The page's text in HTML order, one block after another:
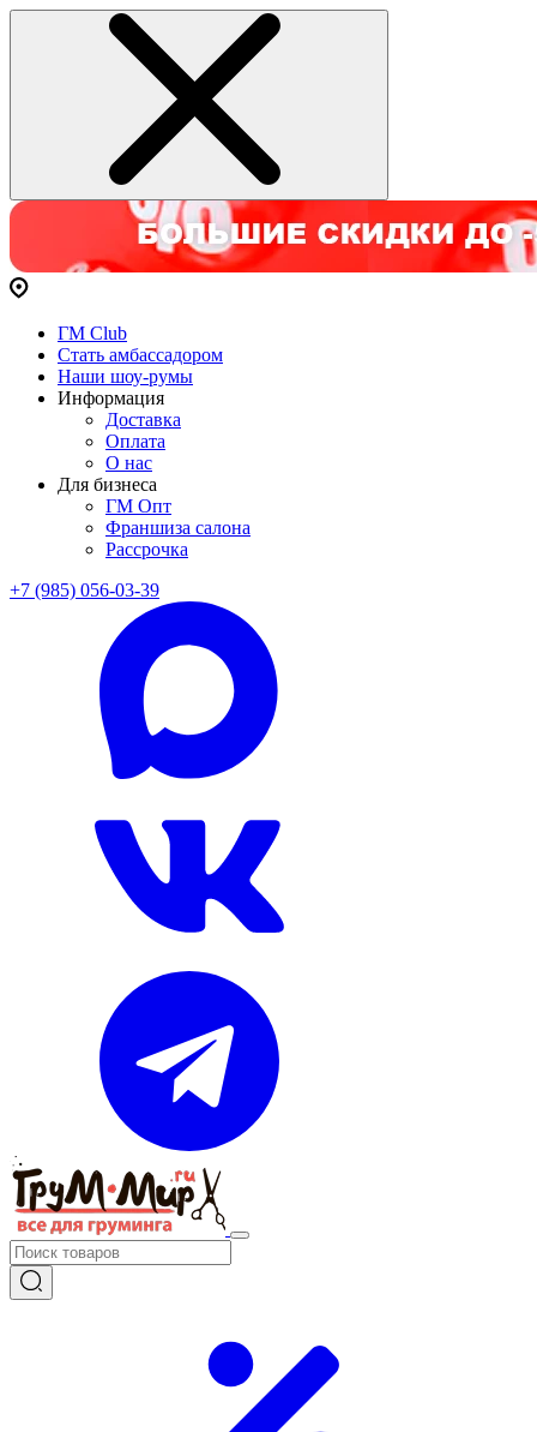
ГМ Club
Стать амбассадором
Наши шоу-румы
Информация
Доставка
Оплата
О нас
Для бизнеса
ГМ Опт
Франшиза салона
Рассрочка
+7 (985) 056-03-39